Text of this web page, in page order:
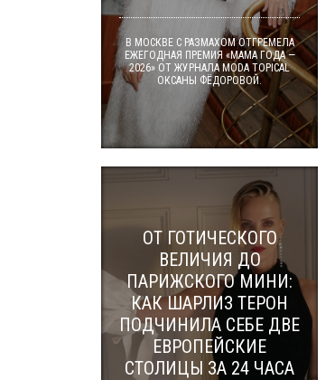
В МОСКВЕ С РАЗМАХОМ ОТГРЕМЕЛА
ЕЖЕГОДНАЯ ПРЕМИЯ «МАМА ГОДА —
2026» ОТ ЖУРНАЛА MODA TOPICAL
ОКСАНЫ ФЁДОРОВОЙ.
ОТ ГОТИЧЕСКОГО
ВЕЛИЧИЯ ДО
ПАРИЖСКОГО МИНИ:
КАК ШАРЛИЗ ТЕРОН
ПОДЧИНИЛА СЕБЕ ДВЕ
ЕВРОПЕЙСКИЕ
СТОЛИЦЫ ЗА 24 ЧАСА